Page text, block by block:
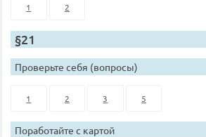
1 2
§21
Проверьте себя (вопросы)
1 2 3 5
Поработайте с картой